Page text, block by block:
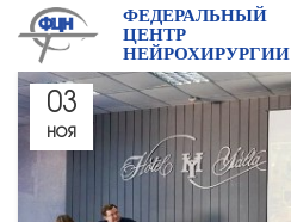
ФЕДЕРАЛЬНЫЙ
ЦЕНТР
НЕЙРОХИРУРГИИ
03
НОЯ